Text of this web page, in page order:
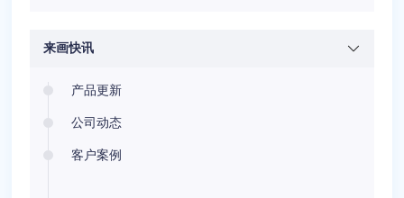
来画快讯
产品更新
公司动态
客户案例